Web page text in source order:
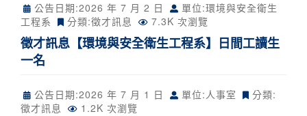
公告日期:2026 年 7 月 2 日
單位:環境與安全衛生
工程系
分類:徵才訊息 7.3K 次瀏覽
徵才訊息【環境與安全衛生工程系】日間工讀生
一名
公告日期:2026 年 7 月 1 日 單位:人事室
分類:
徵才訊息
1.2K 次瀏覽